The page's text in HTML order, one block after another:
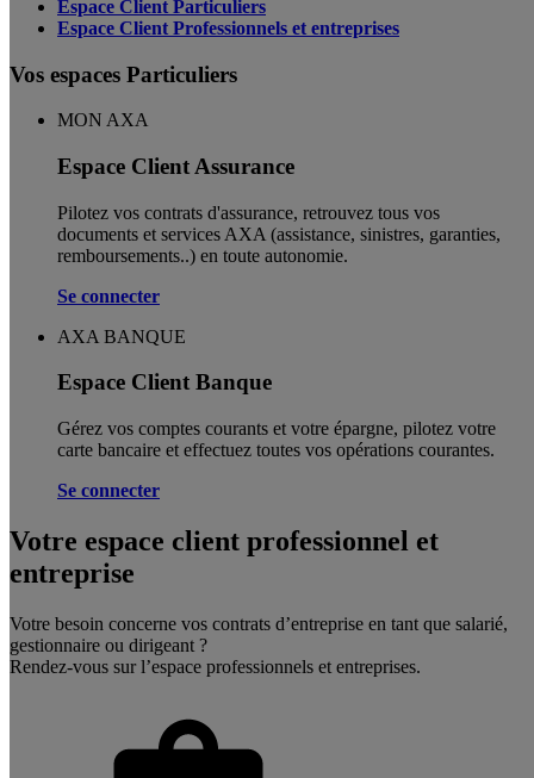
Espace Client Particuliers
Espace Client Professionnels et entreprises
Vos espaces Particuliers
MON AXA
Espace Client Assurance
Pilotez vos contrats d'assurance, retrouvez tous vos
documents et services AXA (assistance, sinistres, garanties,
remboursements..) en toute autonomie. ​
Se connecter
AXA BANQUE
Espace Client Banque
Gérez vos comptes courants et votre épargne, pilotez votre
carte bancaire et effectuez toutes vos opérations courantes.
Se connecter
Votre espace client professionnel et
entreprise
Votre besoin concerne vos contrats d’entreprise en tant que salarié,
gestionnaire ou dirigeant ?
Rendez-vous sur l’espace professionnels et entreprises.